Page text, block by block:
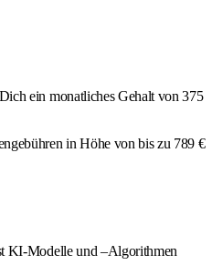
ein monatliches Gehalt von 375
in Höhe von bis zu 789 €
KI-Modelle und –Algorithmen